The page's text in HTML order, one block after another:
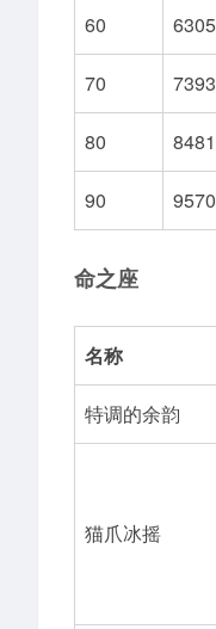
60 6305
70 7393
80 8481
90 9570
命之座
名称
特调的余韵
猫爪冰摇